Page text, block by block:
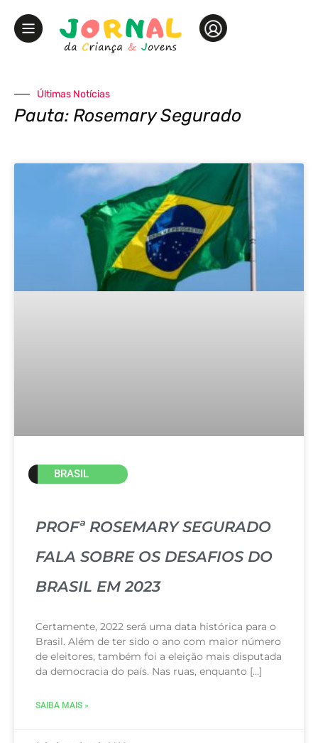
Últimas Notícias
Pauta: Rosemary Segurado
BRASIL
PROFª ROSEMARY SEGURADO
FALA SOBRE OS DESAFIOS DO
BRASIL EM 2023
Certamente, 2022 será uma data histórica para o
Brasil. Além de ter sido o ano com maior número
de eleitores, também foi a eleição mais disputada
da democracia do país. Nas ruas, enquanto […]
SAIBA MAIS »